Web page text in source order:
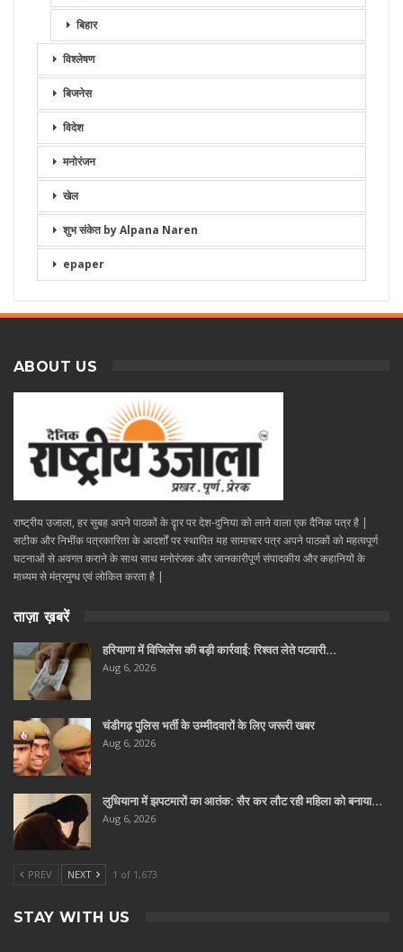
बिहार
विश्लेषण
बिजनेस
विदेश
मनोरंजन
खेल
शुभ संकेत by Alpana Naren
epaper
ABOUT US
राष्ट्रीय उजाला, हर सुबह अपने पाठकों के दॄार पर देश-दुनिया को लाने वाला एक दैनिक पत्र है |
सटीक और निभींक पत्रकारिता के आदर्शों पर स्थापित यह सामाचार पत्र अपने पाठकों को महत्वपूर्ण
घटनाओं से अवगत कराने के साथ साथ मनोरंजक और जानकारीपूर्ण संपादकीय और कहानियों के
माध्यम से मंत्रमुग्ध एवं लोकित करता है |
ताज़ा ख़बरें
हरियाणा में विजिलेंस की बड़ी कार्रवाई: रिश्वत लेते पटवारी…
Aug 6, 2026
चंडीगढ़ पुलिस भर्ती के उम्मीदवारों के लिए जरूरी खबर
Aug 6, 2026
लुधियाना में झपटमारों का आतंक: सैर कर लौट रही महिला को बनाया…
Aug 6, 2026
PREV NEXT 1 of 1,673
STAY WITH US